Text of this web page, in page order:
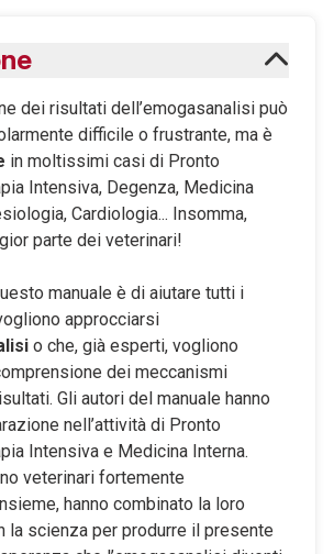
sugli eBook
dei risultati dell’emogasanalisi può
difficile o frustrante, ma è
in moltissimi casi di Pronto
Intensiva, Degenza, Medicina
Cardiologia... Insomma,
parte dei veterinari!
manuale è di aiutare tutti i
approcciarsi
o che, già esperti, vogliono
dei meccanismi
Gli autori del manuale hanno
nell’attività di Pronto
Intensiva e Medicina Interna.
veterinari fortemente
hanno combinato la loro
la scienza per produrre il presente